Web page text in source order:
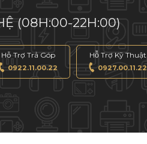
(08H:00-22H:00)
Hỗ Trợ Trả Góp
0922.11.00.22
Hỗ Trợ Kỹ Thuật
0927.00.11.22